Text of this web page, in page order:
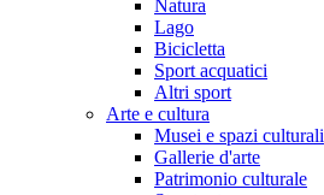
Natura
Lago
Bicicletta
Sport acquatici
Altri sport
Arte e cultura
Musei e spazi culturali
Gallerie d'arte
Patrimonio culturale